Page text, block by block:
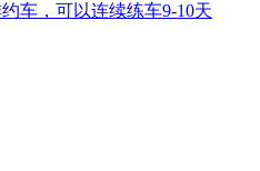
车，可以连续练车9-10天